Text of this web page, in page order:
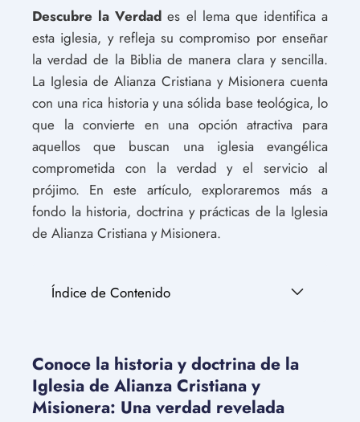
Descubre la Verdad es el lema que identifica a
esta iglesia, y refleja su compromiso por enseñar
la verdad de la Biblia de manera clara y sencilla.
La Iglesia de Alianza Cristiana y Misionera cuenta
con una rica historia y una sólida base teológica, lo
que la convierte en una opción atractiva para
aquellos que buscan una iglesia evangélica
comprometida con la verdad y el servicio al
prójimo. En este artículo, exploraremos más a
fondo la historia, doctrina y prácticas de la Iglesia
de Alianza Cristiana y Misionera.
Índice de Contenido
Conoce la historia y doctrina de la
Iglesia de Alianza Cristiana y
Misionera: Una verdad revelada